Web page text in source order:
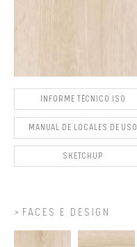
INFORME TÉCNICO ISO
MANUAL DE LOCALES DE USO
SKETCHUP
FACES E DESIGN